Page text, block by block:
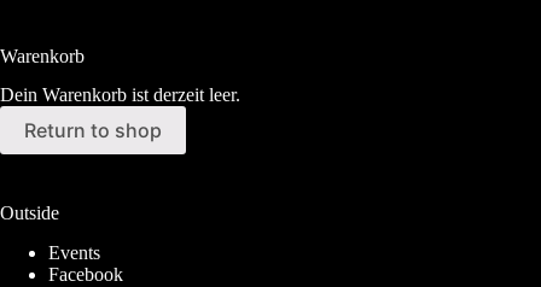
Warenkorb
Dein Warenkorb ist derzeit leer.
Return to shop
Outside
Events
Facebook